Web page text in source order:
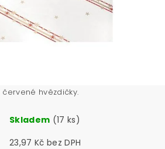
červené hvězdičky.
Skladem (17 ks)
23,97 Kč bez DPH